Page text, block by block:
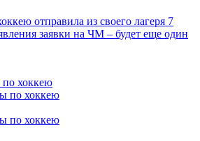
отправила из своего лагеря 7
заявки на ЧМ – будет еще один
хоккею
по хоккею
по хоккею